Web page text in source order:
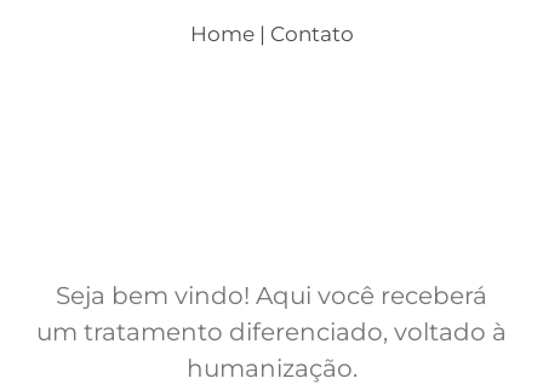
Home| Contato
Seja bem vindo! Aqui você receberá
um tratamento diferenciado, voltado à
humanização.